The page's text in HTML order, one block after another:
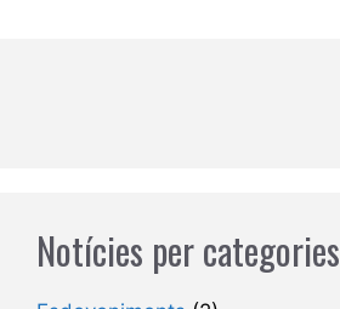
Notícies per categories